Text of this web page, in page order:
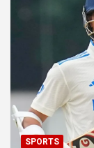
SPORTS